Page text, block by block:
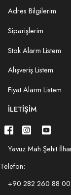
Adres Bilgilerim
Siparişlerim
Stok Alarm Listem
Alışveriş Listem
Fiyat Alarm Listem
İLETIŞIM
Yavuz Mah.Şehit
Telefon:
+90 282 260 88 00